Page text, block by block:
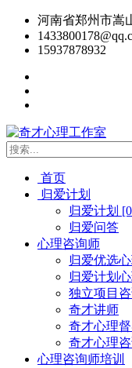
河南省郑州市嵩
15937878932
首页
归爱计划
归爱计划
归爱问答
心理咨询师
归爱优选
归爱计划
独立项目
奇才讲师
奇才心理
奇才心理
心理咨询师培训